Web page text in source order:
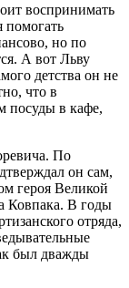
воспринимать
помогать
но по
А вот Льву
детства он не
что в
посуды в кафе,
По
он сам,
героя Великой
Ковпака. В годы
отряда,
был дважды